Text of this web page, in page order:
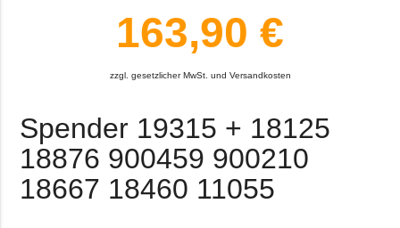
163,90 €
zzgl. gesetzlicher MwSt. und Versandkosten
Spender 19315 + 18125
18876 900459 900210
18667 18460 11055